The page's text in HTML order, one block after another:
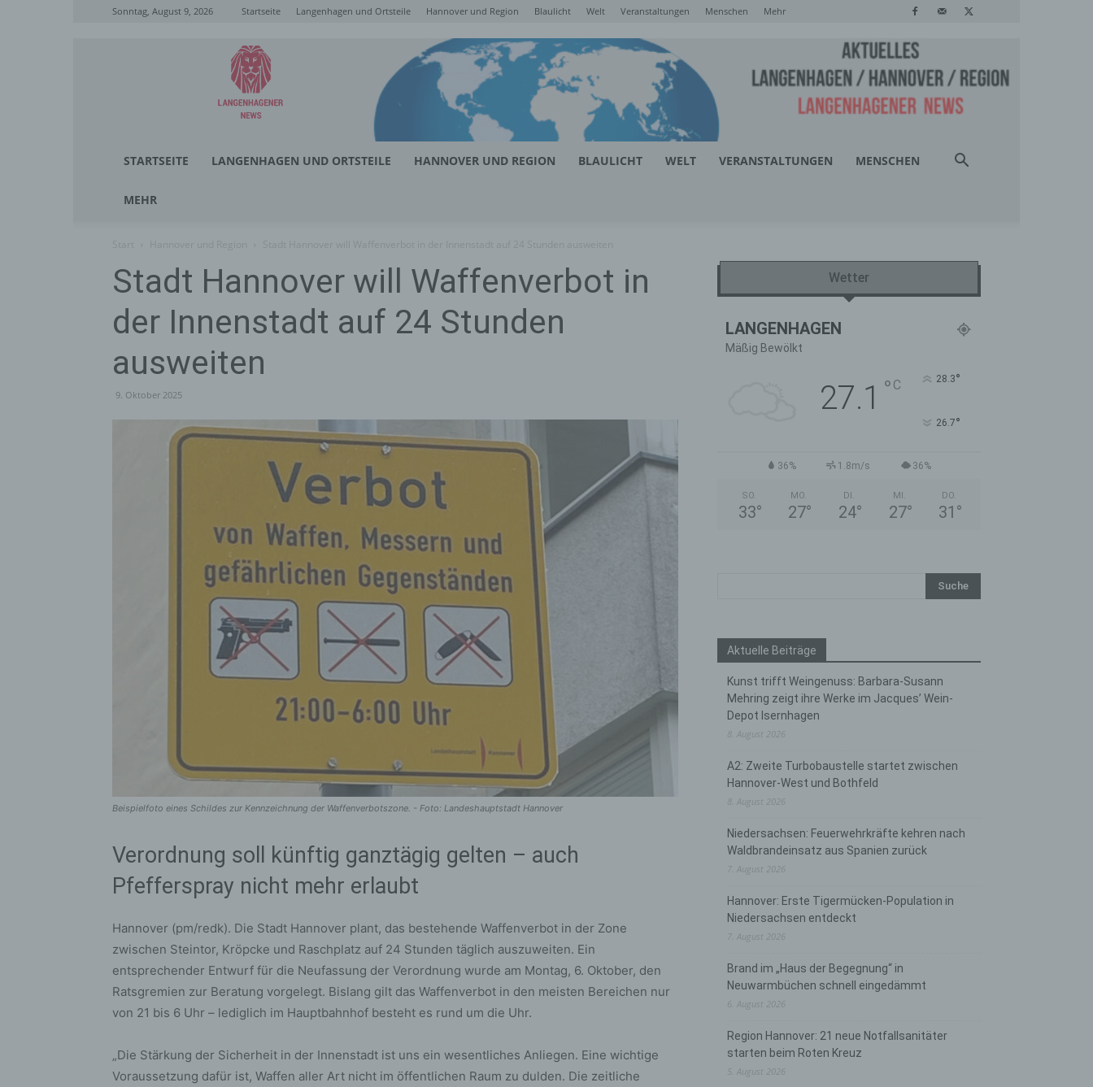
Sonntag, August 9, 2026 Startseite Langenhagen und Ortsteile Hannover und Region Blaulicht Welt Veranstaltungen Menschen Mehr
Langenhagener
News
STARTSEITE LANGENHAGEN UND ORTSTEILE HANNOVER UND REGION BLAULICHT WELT VERANSTALTUNGEN MENSCHEN
MEHR
Stadt Hannover will Waffenverbot in
der Innenstadt auf 24 Stunden
ausweiten
9. Oktober 2025
Beispielfoto eines Schildes zur Kennzeichnung der Waffenverbotszone. - Foto: Landeshauptstadt Hannover
Verordnung soll künftig ganztägig gelten – auch
Pfefferspray nicht mehr erlaubt
Hannover (pm/redk). Die Stadt Hannover plant, das bestehende Waffenverbot in der Zone
zwischen Steintor, Kröpcke und Raschplatz auf 24 Stunden täglich auszuweiten. Ein
entsprechender Entwurf für die Neufassung der Verordnung wurde am Montag, 6. Oktober, den
Ratsgremien zur Beratung vorgelegt. Bislang gilt das Waffenverbot in den meisten Bereichen nur
von 21 bis 6 Uhr – lediglich im Hauptbahnhof besteht es rund um die Uhr.
„Die Stärkung der Sicherheit in der Innenstadt ist uns ein wesentliches Anliegen. Eine wichtige
Voraussetzung dafür ist, Waffen aller Art nicht im öffentlichen Raum zu dulden. Die zeitliche
Wetter
LANGENHAGEN
Mäßig Bewölkt
27.1 ° C 28.3°
26.7°
36% 1.8m/s 36%
SO.
33°
MO.
27°
DI.
24°
MI.
27°
DO.
31 °
Aktuelle Beiträge
Kunst trifft Weingenuss: Barbara-Susann
Mehring zeigt ihre Werke im Jacques’ Wein-
Depot Isernhagen
8. August 2026
A2: Zweite Turbobaustelle startet zwischen
Hannover-West und Bothfeld
8. August 2026
Niedersachsen: Feuerwehrkräfte kehren nach
Waldbrandeinsatz aus Spanien zurück
7. August 2026
Hannover: Erste Tigermücken-Population in
Niedersachsen entdeckt
7. August 2026
Brand im „Haus der Begegnung“ in
Neuwarmbüchen schnell eingedämmt
6. August 2026
Region Hannover: 21 neue Notfallsanitäter
starten beim Roten Kreuz
5. August 2026